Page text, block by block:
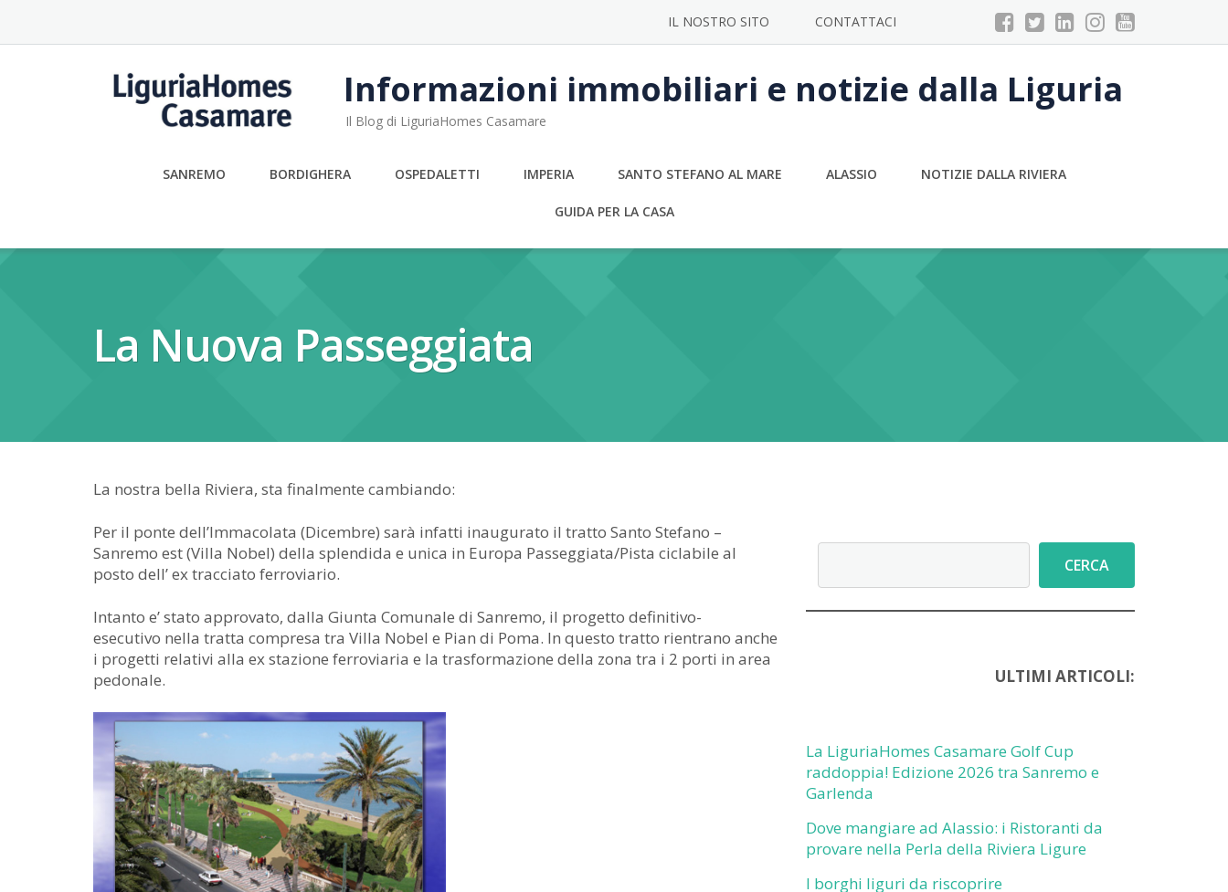
content
IL NOSTRO SITO CONTATTACI
Informazioni immobiliari e notizie dalla Liguria
Il Blog di LiguriaHomes Casamare
SANREMO BORDIGHERA OSPEDALETTI IMPERIA SANTO STEFANO AL MARE ALASSIO NOTIZIE DALLA RIVIERA
GUIDA PER LA CASA
La Nuova Passeggiata
La nostra bella Riviera, sta finalmente cambiando:
Per il ponte dell’Immacolata (Dicembre) sarà infatti inaugurato il tratto Santo Stefano –
Sanremo est (Villa Nobel) della splendida e unica in Europa Passeggiata/Pista ciclabile al
posto dell’ ex tracciato ferroviario.
Intanto e’ stato approvato, dalla Giunta Comunale di Sanremo, il progetto definitivo-
esecutivo nella tratta compresa tra Villa Nobel e Pian di Poma. In questo tratto rientrano anche
i progetti relativi alla ex stazione ferroviaria e la trasformazione della zona tra i 2 porti in area
pedonale.
CERCA
ULTIMI ARTICOLI:
La LiguriaHomes Casamare Golf Cup
raddoppia! Edizione 2026 tra Sanremo e
Garlenda
Dove mangiare ad Alassio: i Ristoranti da
provare nella Perla della Riviera Ligure
I borghi liguri da riscoprire